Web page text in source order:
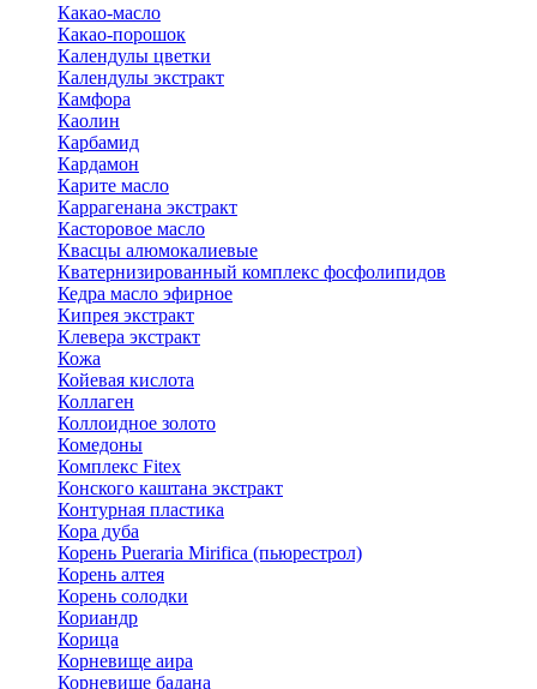
Какао-масло
Какао-порошок
Календулы цветки
Календулы экстракт
Камфора
Каолин
Карбамид
Кардамон
Карите масло
Каррагенана экстракт
Касторовое масло
Квасцы алюмокалиевые
Кватернизированный комплекс фосфолипидов
Кедра масло эфирное
Кипрея экстракт
Клевера экстракт
Кожа
Койевая кислота
Коллаген
Коллоидное золото
Комедоны
Комплекс Fitex
Конского каштана экстракт
Контурная пластика
Кора дуба
Корень Pueraria Mirifica (пьюрестрол)
Корень алтея
Корень солодки
Кориандр
Корица
Корневище аира
Корневище бадана